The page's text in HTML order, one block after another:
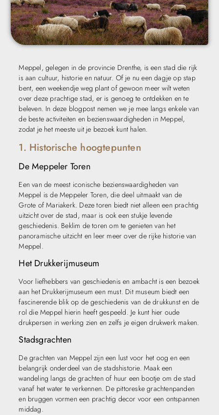
Meppel, gelegen in de provincie Drenthe, is een stad die rijk
is aan cultuur, historie en natuur. Of je nu een dagje op stap
bent, een weekendje weg plant of gewoon meer wilt weten
over deze prachtige stad, er is genoeg te ontdekken en te
beleven. In deze blogpost nemen we je mee langs enkele van
de beste activiteiten en bezienswaardigheden in Meppel,
zodat je het meeste uit je bezoek kunt halen.
1. Historische hoogtepunten
De Meppeler Toren
Een van de meest iconische bezienswaardigheden van
Meppel is de Meppeler Toren, die deel uitmaakt van de
Grote of Mariakerk. Deze toren biedt niet alleen een prachtig
uitzicht over de stad, maar is ook een stukje levende
geschiedenis. Beklim de toren om te genieten van het
panoramische uitzicht en leer meer over de rijke historie van
Meppel.
Het Drukkerijmuseum
Voor liefhebbers van geschiedenis en ambacht is een bezoek
aan het Drukkerijmuseum een must. Dit museum biedt een
fascinerende blik op de geschiedenis van de drukkunst en de
rol die Meppel hierin heeft gespeeld. Je kunt hier oude
drukpersen in werking zien en zelfs je eigen drukwerk maken.
Stadsgrachten
De grachten van Meppel zijn een lust voor het oog en een
belangrijk onderdeel van de stadshistorie. Maak een
wandeling langs de grachten of huur een bootje om de stad
vanaf het water te verkennen. De pittoreske grachtenpanden
en bruggen vormen een prachtig decor voor een ontspannen
middag.